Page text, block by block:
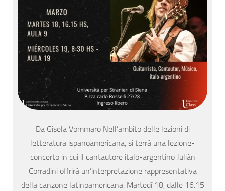
Da Gisela Vommaro Nell’ambito delle lezioni di
letteratura ispanoamericana, si terrà una lezione-
concerto in cui il cantautore italo-argentino Julián
Corradini offrirà un’interpretazione rappresentativa
della canzone latinoamericana. Martedí 18, dalle 16.15